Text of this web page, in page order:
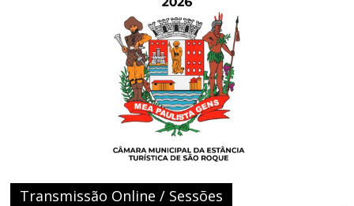
Transmissão Online / Sessões